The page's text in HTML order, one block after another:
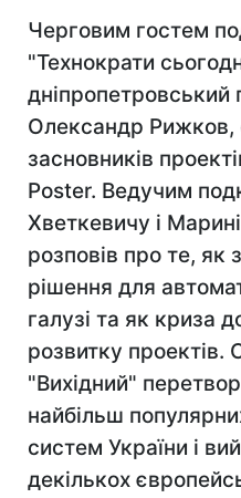
Черговим гостем
"Технократи
дніпропетровський
Олександр Рижков,
засновників
Poster. Ведучим
Хветкевичу і
розповів про те, як
рішення для
галузі та як криза
розвитку проектів.
"Вихідний"
найбільш
систем України і
декількох